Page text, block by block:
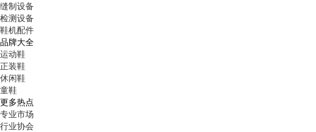
缝制设备
检测设备
鞋机配件
品牌大全
运动鞋
正装鞋
休闲鞋
童鞋
更多热点
专业市场
行业协会